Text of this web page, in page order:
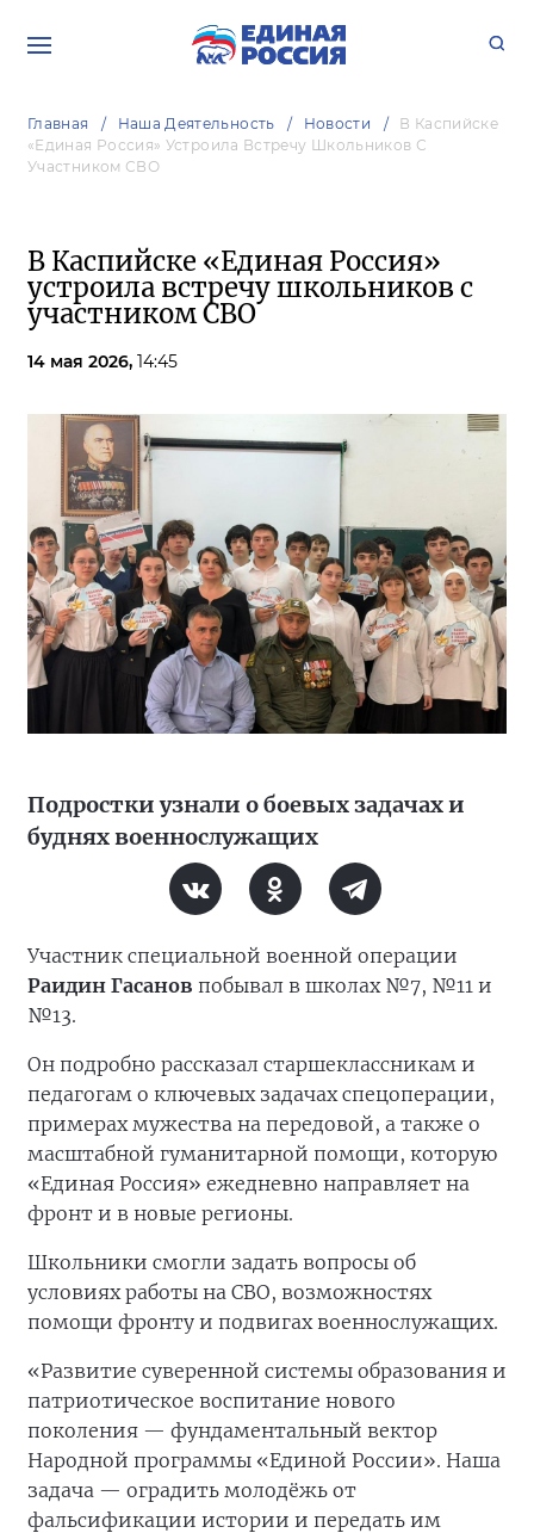
Главная Наша Деятельность Новости
В Каспийске
«Единая Россия» Устроила Встречу Школьников С
Участником СВО
В Каспийске «Единая Россия»
устроила встречу школьников с
участником СВО
14 мая 2026, 14:45
Подростки узнали о боевых задачах и
буднях военнослужащих
Участник специальной военной операции
Раидин Гасанов побывал в школах №7, №11 и
№13.
Он подробно рассказал старшеклассникам и
педагогам о ключевых задачах спецоперации,
примерах мужества на передовой, а также о
масштабной гуманитарной помощи, которую
«Единая Россия» ежедневно направляет на
фронт и в новые регионы.
Школьники смогли задать вопросы об
условиях работы на СВО, возможностях
помощи фронту и подвигах военнослужащих.
«Развитие суверенной системы образования и
патриотическое воспитание нового
поколения — фундаментальный вектор
Народной программы «Единой России». Наша
задача — оградить молодёжь от
фальсификации истории и передать им